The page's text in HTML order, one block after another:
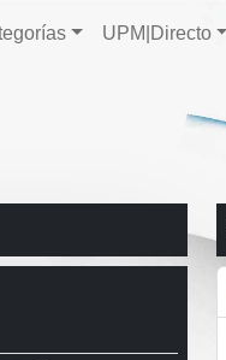
UPM|Directo